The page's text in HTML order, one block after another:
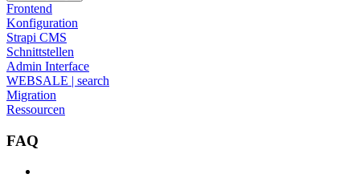
Frontend
Konfiguration
Strapi CMS
Schnittstellen
Admin Interface
WEBSALE | search
Migration
Ressourcen
FAQ